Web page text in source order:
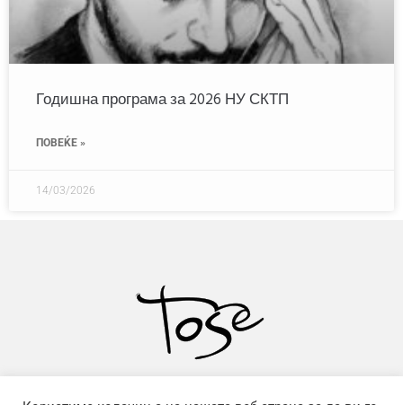
Годишна програма за 2026 НУ СКТП
ПОВЕЌЕ »
14/03/2026